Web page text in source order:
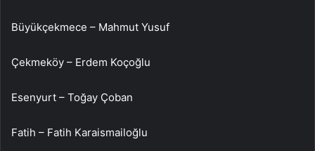
Büyükçekmece – Mahmut Yusuf
Çekmeköy – Erdem Koçoğlu
Esenyurt – Toğay Çoban
Fatih – Fatih Karaismailoğlu